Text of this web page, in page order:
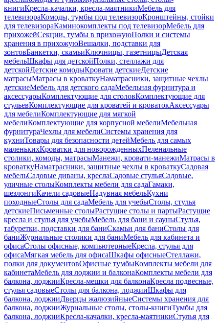
книгиКресла-качалки, кресла-маятникиМебель для
телевизораКомоды, тумбы под телевизорКронштейны, стойки
для телевизораКаминокомплекты под телевизорМебель для
прихожейСекции, тумбы в прихожуюПолки и системы
хранения в прихожуюВешалки, подставки для
зонтовБанкетки, скамьиКлючницы, газетницыДетская
мебельШкафы для детскойПолки, стеллажи для
детскойДетские комодыКровати детскиеДетские
матрасыМатрасы в кроваткуНаматрасники, защитные чехлы
детскиеМебель для детского садаМебельная фурнитура и
аксессуарыКомплектующие для столовКомплектующие для
стульевКомплектующие для кроватей и кроватокАксессуары
для мебелиКомплектующие для мягкой
мебелиКомплектующие для корпусной мебелиМебельная
фурнитураЧехлы для мебелиСистемы хранения для
кухниТовары для безопасности детейМебель для самых
маленькихКроватки для новорожденныхПеленальные
столики, комоды, матрасыМанежи, кровати-манежиМатрасы в
кроваткуНаматрасники, защитные чехлы в кроваткуСадовая
мебельСадовые диваны, креслаСадовые стульяСадовые,
уличные столыКомплекты мебели для садаГамаки,
шезлонгиКачели садовыеНадувная мебельКухни
походныеСтолы для садаМебель для учебыСтолы, стулья
детскиеПисьменные столыРастущие столы и партыРастущие
кресла и стулья для учебыМебель для бани и сауныСтулья,
табуретки, подставки для баниСкамьи для баниСтолы для
баниЖурнальные столики для баниМебель для кабинета и
офисаСтолы офисные, компьютерныеКресла, стулья для
офисаМягкая мебель для офисаШкафы офисныеСтеллажи,
полки для документовОфисные тумбыКомплекты мебели для
кабинетаМебель для лоджии и балконаКомплекты мебели для
балкона, лоджииКресла-мешки для балконаКресла подвесные,
стулья садовыеСтолы для балкона, лоджииШкафы для
балкона, лоджииДверцы жалюзийныеСистемы хранения для
балкона, лоджииЖурнальные столы, столы-книгиТумбы для
балкона, лоджииКресла-качалки, кресла-маятникиСтулья для